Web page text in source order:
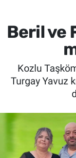
Beril ve
Kozlu
Turgay Yavuz
SAĞLIK